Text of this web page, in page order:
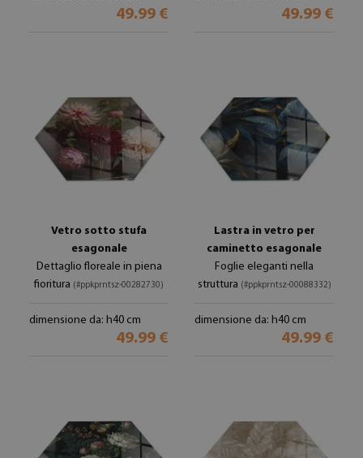
49.99 € 49.99 €
Vetro sotto stufa
esagonale
Dettaglio floreale in piena
fioritura (#ppkprntsz-00282730)
dimensione da: h40 cm
49.99 €
Lastra in vetro per
caminetto esagonale
Foglie eleganti nella
struttura (#ppkprntsz-00088332)
dimensione da: h40 cm
49.99 €